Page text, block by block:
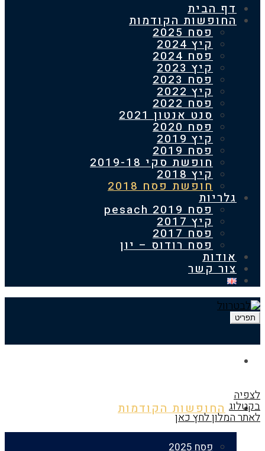
הבית
הקודמות
פסח 2025
קיץ 2024
פסח 2024
קיץ 2023
פסח 2023
קיץ 2022
פסח 2022
סנט אנטון 2021
פסח 2020
קיץ 2019
פסח 2019
חופשת סקי 2019-18
קיץ 2018
חופשת פסח 2018
פסח 2019 pesach
קיץ 2017
פסח 2017
פסח רודוס – יון
קשר
דף הבית
החופשות הקודמות
לחץ כאן